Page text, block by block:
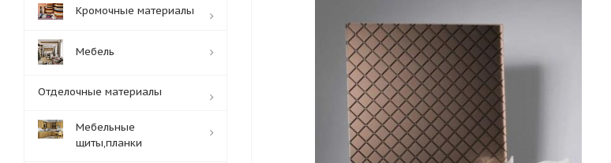
Кромочные материалы
Мебель
Отделочные материалы
Мебельные
щиты,планки